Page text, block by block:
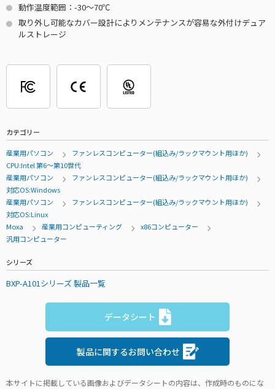
動作温度範囲：-30～70℃
取り外し可能なカバー設計によりメンテナンスが容易な外付けデュア
ルストレージ
カテゴリー
産業用パソコン
ファンレスコンピューター(組込み/ラックマウント用ほか)
CPU:Intel 第6～第10世代
産業用パソコン
ファンレスコンピューター(組込み/ラックマウント用ほか)
対応OS:Windows
産業用パソコン
ファンレスコンピューター(組込み/ラックマウント用ほか)
対応OS:Linux
Moxa
産業用コンピューティング
x86コンピューター
汎用コンピューター
シリーズ
BXP-A101シリーズ 製品一覧
データシート
製品に関するお問い合わせ
本サイトに掲載している画像およびデータシートの内容は、作成時のものにな